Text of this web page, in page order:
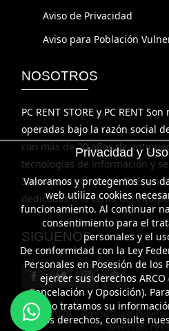
Aviso de Privacidad
Aviso para Población
NOSOTROS
PC RENT STORE y PC RENT
operadas bajo la razón social
con más de 20 años de
tecnologías de información y
Somos una compañía líder en
dedicadas a la venta del
SIGUENOS
© 2026 PcrentStore
derechos
Privacidad y
Valoramos y protegemos sus
web utiliza cookies
funcionamiento. Al continuar
consentimiento para el
personales y el
De conformidad con la Ley
Personales en Posesión de
ejercer sus derechos ARCO
Cancelación y Oposición).
cómo tratamos su
dichos derechos, consulte